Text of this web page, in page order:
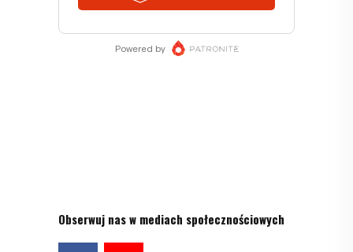
Obserwuj nas w mediach społecznościowych